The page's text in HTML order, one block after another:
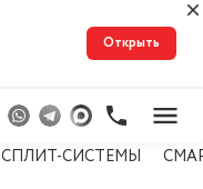
Открыть
СПЛИТ-СИСТЕМЫ